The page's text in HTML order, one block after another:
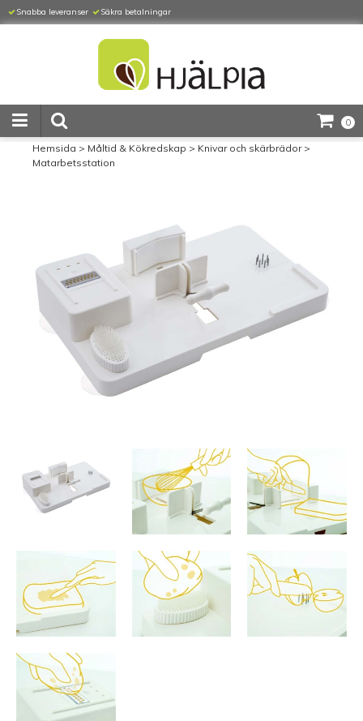
Snabba leveranser Säkra betalningar
0
Hemsida > Måltid & Kökredskap > Knivar och skärbrädor>
Matarbetsstation